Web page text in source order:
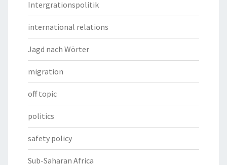
Intergrationspolitik
international relations
Jagd nach Wörter
migration
off topic
politics
safety policy
Sub-Saharan Africa